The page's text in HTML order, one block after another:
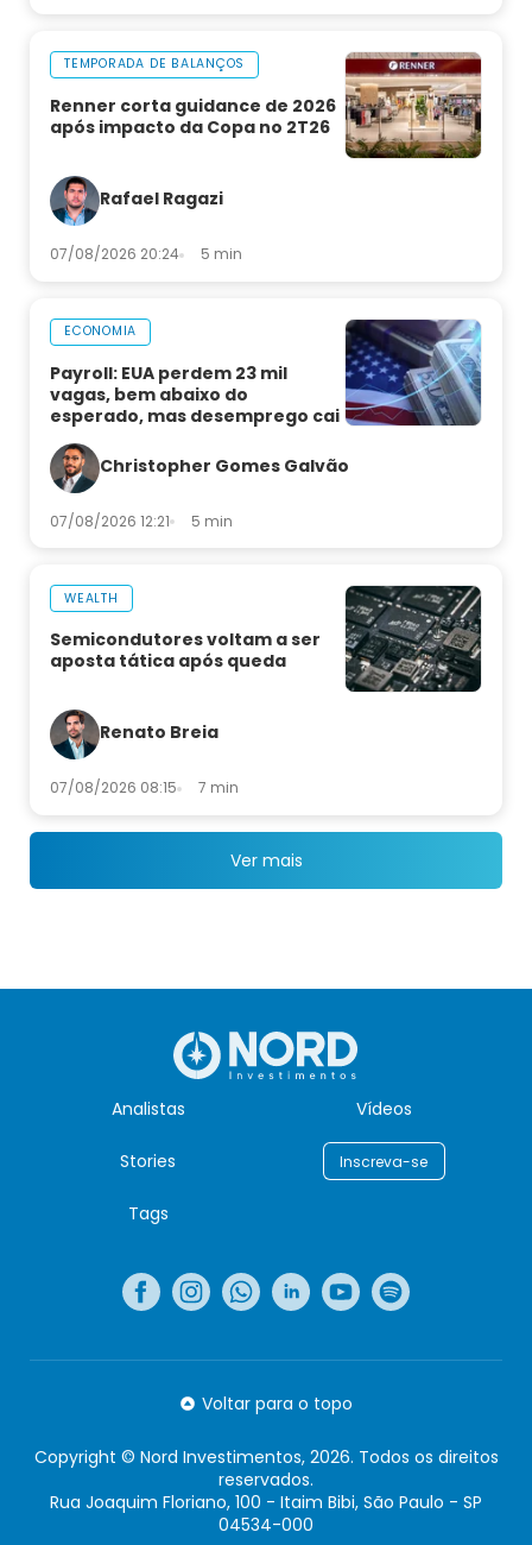
TEMPORADA DE BALANÇOS
Renner corta guidance de 2026
após impacto da Copa no 2T26
Rafael Ragazi
07/08/2026 20:24 5 min
ECONOMIA
Payroll: EUA perdem 23 mil
vagas, bem abaixo do
esperado, mas desemprego cai
Christopher Gomes Galvão
07/08/2026 12:21 5 min
WEALTH
Semicondutores voltam a ser
aposta tática após queda
Renato Breia
07/08/2026 08:15 7 min
Ver mais
Analistas Vídeos
Stories Inscreva-se
Tags
Voltar para o topo
Copyright © Nord Investimentos, 2026. Todos os direitos
reservados.
Rua Joaquim Floriano, 100 - Itaim Bibi, São Paulo - SP
04534-000